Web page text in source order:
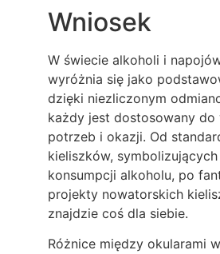
Wniosek
W świecie alkoholi i
wyróżnia się jako
dzięki niezliczonym
każdy jest dostosowany
potrzeb i okazji. Od
kieliszków,
konsumpcji alkoholu, po
projekty nowatorskich
znajdzie coś dla siebie.
Różnice między okularami